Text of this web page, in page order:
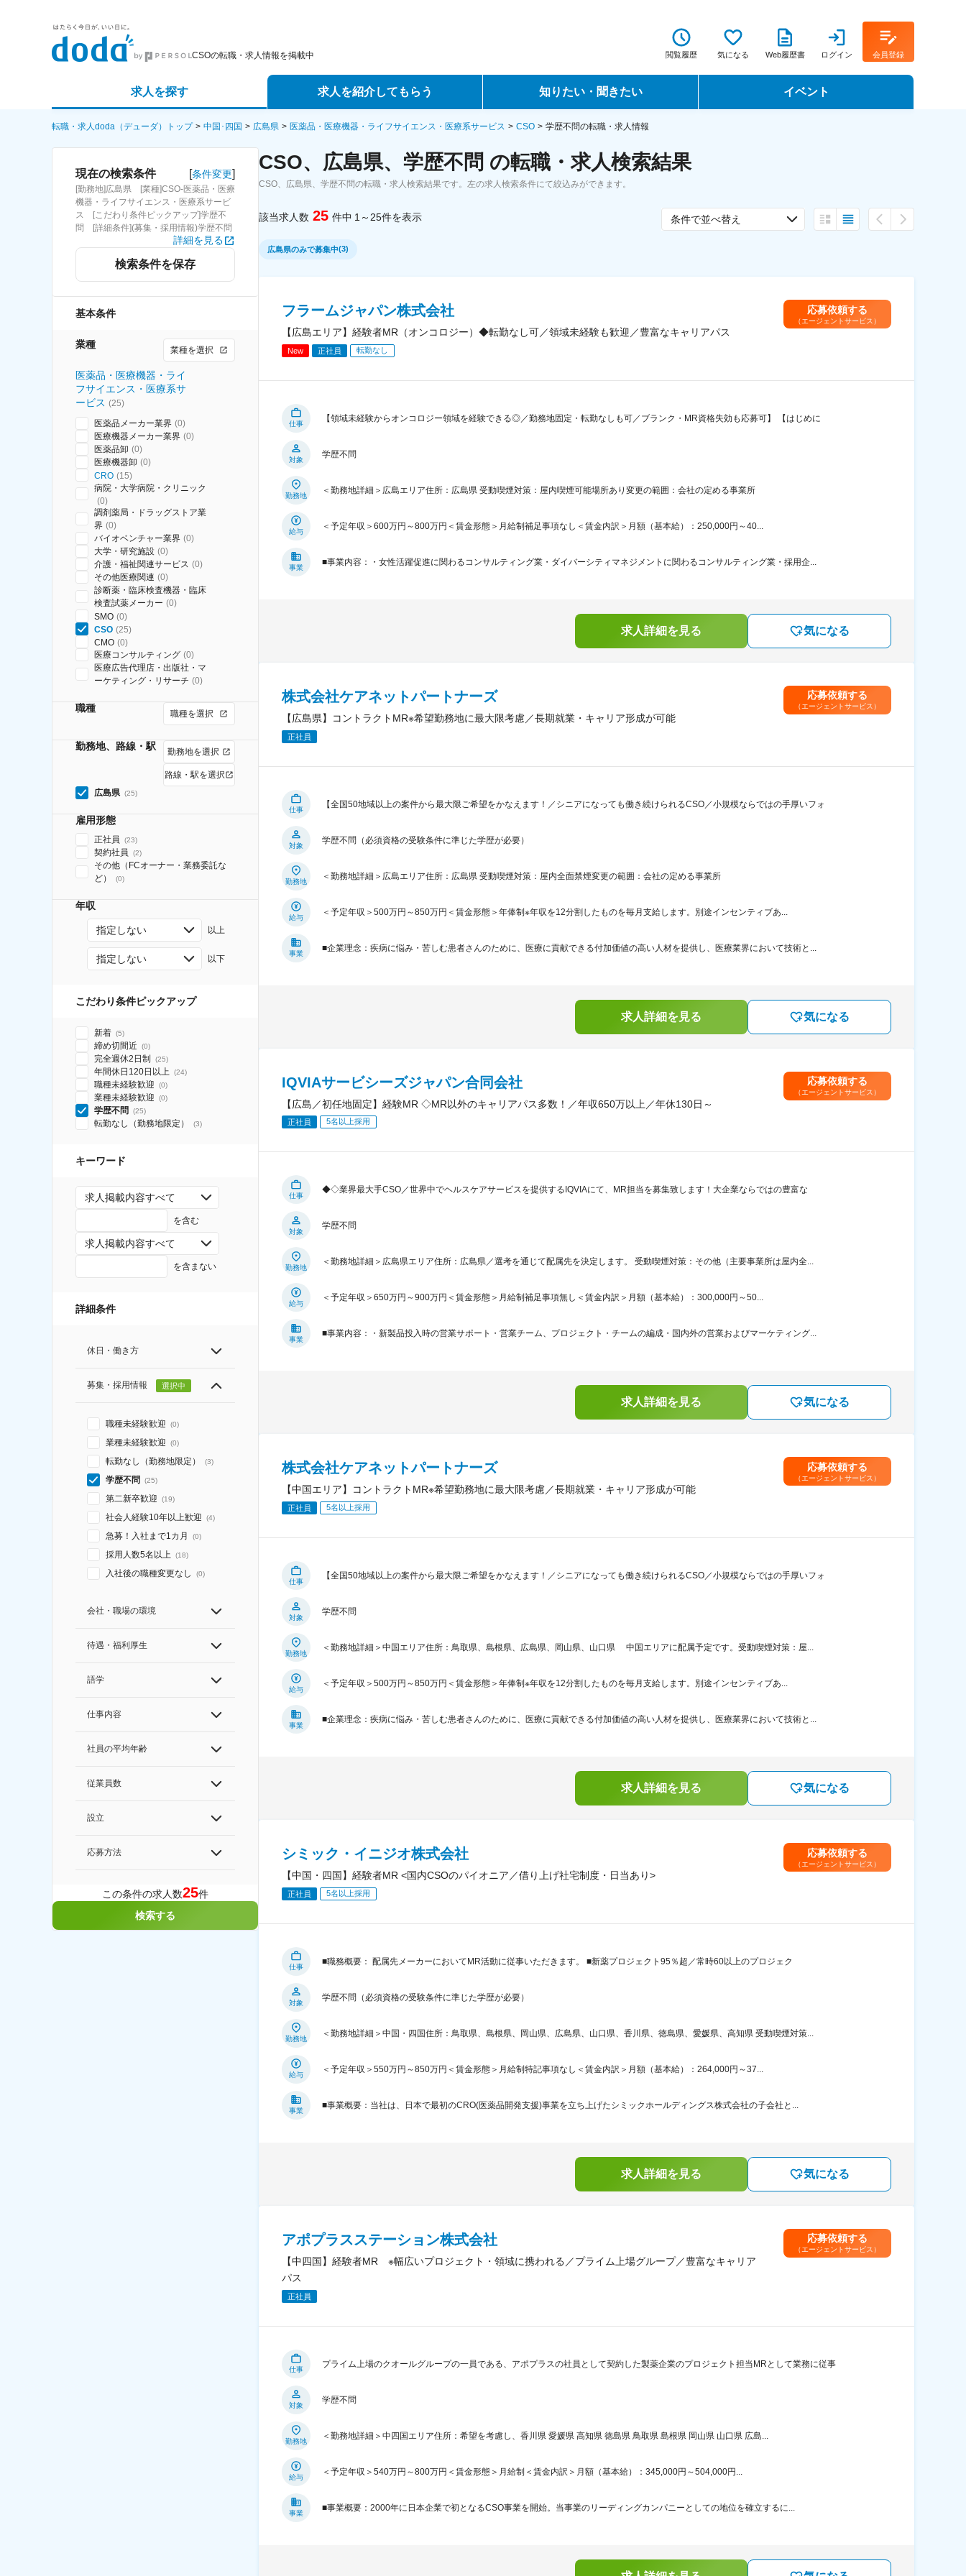
CSOの転職・求人情報を掲載中 閲覧履歴 気になる Web履歴書 ログイン 会員登録
求人を探す
詳細条件から探す
求人特集から探す
求人を紹介してもらう
エージェントサービス
スカウトサービス
知りたい・聞きたい
転職ノウハウ
データで見る転職
イベント
転職・求人doda（デューダ）トップ 中国･四国 広島県 医薬品・医療機器・ライフサイエンス・医療系サービス CSO 学歴不問の転職・求人情報
現在の検索条件 [条件変更]
[勤務地]広島県 [業種]CSO-医薬品・医療
機器・ライフサイエンス・医療系サービ
ス [こだわり条件ピックアップ]学歴不
問 [詳細条件](募集・採用情報)学歴不問
詳細を見る
検索条件を保存
基本条件
業種 業種を選択
医薬品・医療機器・ライ
フサイエンス・医療系サ
ービス (25)
医薬品メーカー業界 (0)
医療機器メーカー業界 (0)
医薬品卸 (0)
医療機器卸 (0)
CRO (15)
病院・大学病院・クリニック
(0)
調剤薬局・ドラッグストア業
界 (0)
バイオベンチャー業界 (0)
大学・研究施設 (0)
介護・福祉関連サービス (0)
その他医療関連 (0)
診断薬・臨床検査機器・臨床
検査試薬メーカー (0)
SMO (0)
CSO (25)
CMO (0)
医療コンサルティング (0)
医療広告代理店・出版社・マ
ーケティング・リサーチ (0)
職種 職種を選択
勤務地、路線・駅 勤務地を選択
路線・駅を選択
広島県 (25)
雇用形態
正社員 (23)
契約社員 (2)
その他（FCオーナー・業務委託な
ど）
(0)
年収
指定しない 以上
指定しない 以下
こだわり条件ピックアップ
新着 (5)
締め切間近 (0)
完全週休2日制 (25)
年間休日120日以上 (24)
職種未経験歓迎 (0)
業種未経験歓迎 (0)
学歴不問 (25)
転勤なし（勤務地限定） (3)
キーワード
求人掲載内容すべて
を含む
求人掲載内容すべて
を含まない
詳細条件
休日・働き方
募集・採用情報 選択中
職種未経験歓迎 (0)
業種未経験歓迎 (0)
転勤なし（勤務地限定） (3)
学歴不問 (25)
第二新卒歓迎 (19)
社会人経験10年以上歓迎 (4)
急募！入社まで1カ月 (0)
採用人数5名以上 (18)
入社後の職種変更なし (0)
会社・職場の環境
待遇・福利厚生
語学
仕事内容
社員の平均年齢
従業員数
設立
応募方法
この条件の求人数25件
検索する
CSO、広島県、学歴不問 の転職・求人検索結果
CSO、広島県、学歴不問の転職・求人検索結果です。左の求人検索条件にて絞込みができます。
該当求人数 25 件中 1～25件を表示 条件で並べ替え
広島県のみで募集中(3)
フラームジャパン株式会社
【広島エリア】経験者MR（オンコロジー）◆転勤なし可／領域未経験も歓迎／豊富なキャリアパス
New 正社員 転勤なし
応募依頼する
（エージェントサービス）
仕事
【領域未経験からオンコロジー領域を経験できる◎／勤務地固定・転勤なしも可／ブランク・MR資格失効も応募可】 【はじめに
対象
学歴不問
勤務地
＜勤務地詳細＞広島エリア住所：広島県 受動喫煙対策：屋内喫煙可能場所あり変更の範囲：会社の定める事業所
給与
＜予定年収＞600万円～800万円＜賃金形態＞月給制補足事項なし＜賃金内訳＞月額（基本給）：250,000円～40...
事業
■事業内容：・女性活躍促進に関わるコンサルティング業・ダイバーシティマネジメントに関わるコンサルティング業・採用企...
求人詳細を見る 気になる
株式会社ケアネットパートナーズ
【広島県】コントラクトMR※希望勤務地に最大限考慮／長期就業・キャリア形成が可能
正社員
応募依頼する
（エージェントサービス）
仕事
【全国50地域以上の案件から最大限ご希望をかなえます！／シニアになっても働き続けられるCSO／小規模ならではの手厚いフォ
対象
学歴不問（必須資格の受験条件に準じた学歴が必要）
勤務地
＜勤務地詳細＞広島エリア住所：広島県 受動喫煙対策：屋内全面禁煙変更の範囲：会社の定める事業所
給与
＜予定年収＞500万円～850万円＜賃金形態＞年俸制※年収を12分割したものを毎月支給します。別途インセンティブあ...
事業
■企業理念：疾病に悩み・苦しむ患者さんのために、医療に貢献できる付加価値の高い人材を提供し、医療業界において技術と...
求人詳細を見る 気になる
IQVIAサービシーズジャパン合同会社
【広島／初任地固定】経験MR ◇MR以外のキャリアパス多数！／年収650万以上／年休130日～
正社員 5名以上採用
応募依頼する
（エージェントサービス）
仕事
◆◇業界最大手CSO／世界中でヘルスケアサービスを提供するIQVIAにて、MR担当を募集致します！大企業ならではの豊富な
対象
学歴不問
勤務地
＜勤務地詳細＞広島県エリア住所：広島県／選考を通じて配属先を決定します。 受動喫煙対策：その他（主要事業所は屋内全...
給与
＜予定年収＞650万円～900万円＜賃金形態＞月給制補足事項無し＜賃金内訳＞月額（基本給）：300,000円～50...
事業
■事業内容：・新製品投入時の営業サポート・営業チーム、プロジェクト・チームの編成・国内外の営業およびマーケティング...
求人詳細を見る 気になる
株式会社ケアネットパートナーズ
【中国エリア】コントラクトMR※希望勤務地に最大限考慮／長期就業・キャリア形成が可能
正社員 5名以上採用
応募依頼する
（エージェントサービス）
仕事
【全国50地域以上の案件から最大限ご希望をかなえます！／シニアになっても働き続けられるCSO／小規模ならではの手厚いフォ
対象
学歴不問
勤務地
＜勤務地詳細＞中国エリア住所：鳥取県、島根県、広島県、岡山県、山口県 中国エリアに配属予定です。受動喫煙対策：屋...
給与
＜予定年収＞500万円～850万円＜賃金形態＞年俸制※年収を12分割したものを毎月支給します。別途インセンティブあ...
事業
■企業理念：疾病に悩み・苦しむ患者さんのために、医療に貢献できる付加価値の高い人材を提供し、医療業界において技術と...
求人詳細を見る 気になる
シミック・イニジオ株式会社
【中国・四国】経験者MR <国内CSOのパイオニア／借り上げ社宅制度・日当あり>
正社員 5名以上採用
応募依頼する
（エージェントサービス）
仕事
■職務概要： 配属先メーカーにおいてMR活動に従事いただきます。 ■新薬プロジェクト95％超／常時60以上のプロジェク
対象
学歴不問（必須資格の受験条件に準じた学歴が必要）
勤務地
＜勤務地詳細＞中国・四国住所：鳥取県、島根県、岡山県、広島県、山口県、香川県、徳島県、愛媛県、高知県 受動喫煙対策...
給与
＜予定年収＞550万円～850万円＜賃金形態＞月給制特記事項なし＜賃金内訳＞月額（基本給）：264,000円～37...
事業
■事業概要：当社は、日本で最初のCRO(医薬品開発支援)事業を立ち上げたシミックホールディングス株式会社の子会社と...
求人詳細を見る 気になる
アポプラスステーション株式会社
【中四国】経験者MR ※幅広いプロジェクト・領域に携われる／プライム上場グループ／豊富なキャリア
パス
正社員
応募依頼する
（エージェントサービス）
仕事
プライム上場のクオールグループの一員である、アポプラスの社員として契約した製薬企業のプロジェクト担当MRとして業務に従事
対象
学歴不問
勤務地
＜勤務地詳細＞中四国エリア住所：希望を考慮し、香川県 愛媛県 高知県 徳島県 鳥取県 島根県 岡山県 山口県 広島...
給与
＜予定年収＞540万円～800万円＜賃金形態＞月給制＜賃金内訳＞月額（基本給）：345,000円～504,000円...
事業
■事業概要：2000年に日本企業で初となるCSO事業を開始。当事業のリーディングカンパニーとしての地位を確立するに...